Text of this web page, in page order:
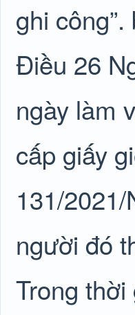
ghi
Điều 26
ngày làm
cấp giấy
131/
người đó
Trong